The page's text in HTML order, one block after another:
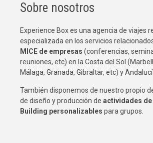
Sobre nosotros
Experience Box es una agencia de viajes
especializada en los servicios
MICE de empresas (conferencias,
reuniones, etc) en la Costa del Sol
Málaga, Granada, Gibraltar, etc) y
También disponemos de nuestro propio
de diseño y producción de actividades de
Building personalizables para grupos.